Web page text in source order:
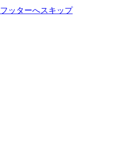
フッターへスキップ